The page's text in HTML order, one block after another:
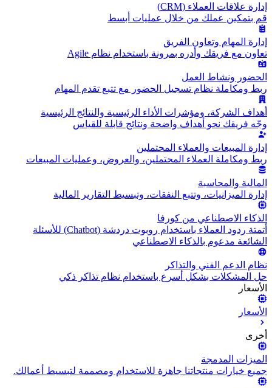
إدارة علاقات العملاء (CRM)
قم بتمكين عملك من خلال عمليات أبسط
إدارة المهام وتعاون الفريق
تعاون مع فريقك وأدره بمرونة باستخدام نظام Agile
الحضور ونشاط العمل
ربط ومكاملة نظام تسجيل الحضور مع تتبع تقدم المهام
أهداف الشركة، ومؤشرات الأداء الرئيسية والنتائج الرئيسية
وجّه فريقك نحو أهداف واضحة ونتائج قابلة للقياس
إدارة المبيعات والعملاء المحتملين
ربط ومكاملة العملاء المحتملين، والعروض، وعمليات المبيعات
المالية والمحاسبة
إدارة الميزانيات، وتتبع النفقات، وتبسيط التقارير المالية
الذكاء الاصطناعي من كورفا
أتمتة ردود العملاء باستخدام روبوت دردشة (Chatbot) للأسئلة
الشائعة مدعوم بالذكاء الاصطناعي
نظام الدعم الفني والتذاكر
حل المشكلات بشكل أسرع باستخدام نظام تذاكر ذكي
الأسعار
الأسعار
أخرى
الميزات المدمجة
جميع خيارات منتجاتنا جاهزة للاستخدام ومصممة لتبسيط أعمالك.